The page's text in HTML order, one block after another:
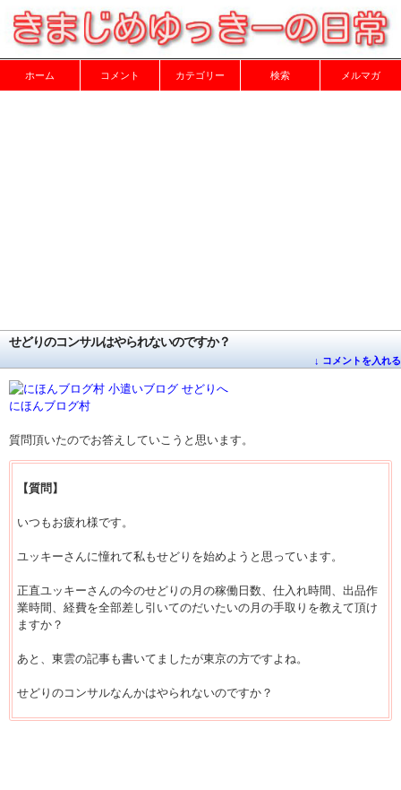
ホーム コメント カテゴリー 検索 メルマガ
せどりのコンサルはやられないのですか？
↓ コメントを入れる
にほんブログ村
質問頂いたのでお答えしていこうと思います。
【質問】
いつもお疲れ様です。
ユッキーさんに憧れて私もせどりを始めようと思っています。
正直ユッキーさんの今のせどりの月の稼働日数、仕入れ時間、出品作
業時間、経費を全部差し引いてのだいたいの月の手取りを教えて頂け
ますか？
あと、東雲の記事も書いてましたが東京の方ですよね。
せどりのコンサルなんかはやられないのですか？